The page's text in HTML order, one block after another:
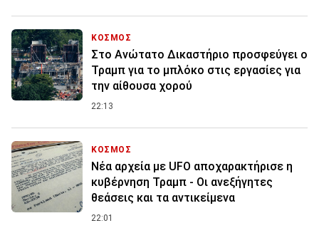
ΚΟΣΜΟΣ
Στο Ανώτατο Δικαστήριο προσφεύγει ο
Τραμπ για το μπλόκο στις εργασίες για
την αίθουσα χορού
22:13
ΚΟΣΜΟΣ
Νέα αρχεία με UFO αποχαρακτήρισε η
κυβέρνηση Τραμπ - Οι ανεξήγητες
θεάσεις και τα αντικείμενα
22:01